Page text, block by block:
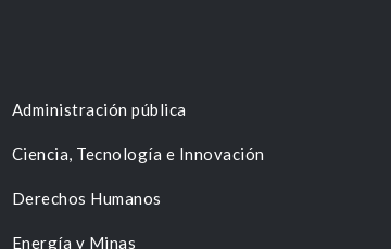
Administración pública
Ciencia, Tecnología e Innovación
Derechos Humanos
Energía y Minas